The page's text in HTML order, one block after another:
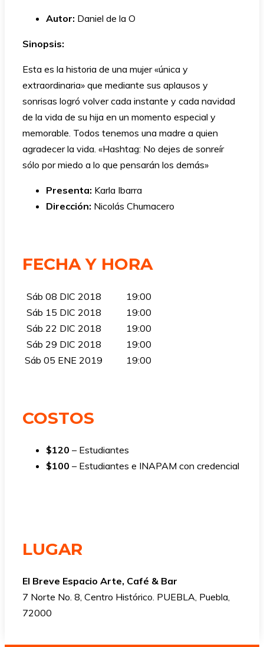
Autor: Daniel de la O
Sinopsis:
Esta es la historia de una mujer «única y
extraordinaria» que mediante sus aplausos y
sonrisas logró volver cada instante y cada navidad
de la vida de su hija en un momento especial y
memorable. Todos tenemos una madre a quien
agradecer la vida. «Hashtag: No dejes de sonreír
sólo por miedo a lo que pensarán los demás»
Presenta: Karla Ibarra
Dirección: Nicolás Chumacero
FECHA Y HORA
Sáb 08 DIC 2018
19:00
Sáb 15 DIC 2018
19:00
Sáb 22 DIC 2018
19:00
Sáb 29 DIC 2018
19:00
Sáb 05 ENE 2019
19:00
COSTOS
$120 – Estudiantes
$100 – Estudiantes e INAPAM con credencial
LUGAR
El Breve Espacio Arte, Café & Bar
7 Norte No. 8, Centro Histórico. PUEBLA, Puebla,
72000